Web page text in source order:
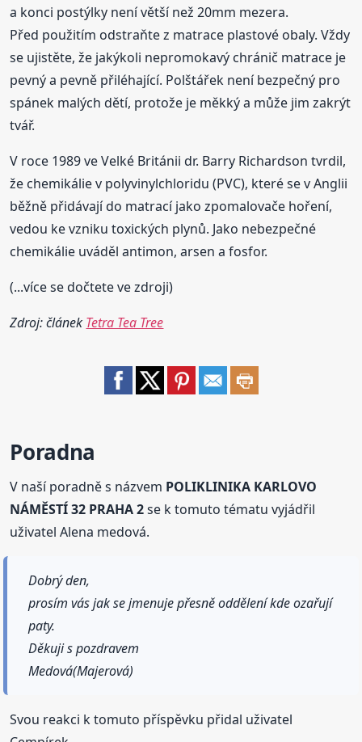
a konci postýlky není větší než 20mm mezera.
Před použitím odstraňte z matrace plastové obaly. Vždy
se ujistěte, že jakýkoli nepromokavý chránič matrace je
pevný a pevně přiléhající. Polštářek není bezpečný pro
spánek malých dětí, protože je měkký a může jim zakrýt
tvář.
V roce 1989 ve Velké Británii dr. Barry Richardson tvrdil,
že chemikálie v polyvinylchloridu (PVC), které se v Anglii
běžně přidávají do matrací jako zpomalovače hoření,
vedou ke vzniku toxických plynů. Jako nebezpečné
chemikálie uváděl antimon, arsen a fosfor.
(...více se dočtete ve zdroji)
Zdroj: článek Tetra Tea Tree
Poradna
V naší poradně s názvem POLIKLINIKA KARLOVO
NÁMĚSTÍ 32 PRAHA 2se k tomuto tématu vyjádřil
uživatel Alena medová.
Dobrý den,
prosím vás jak se jmenuje přesně oddělení kde ozařují
paty.
Děkuji s pozdravem
Medová(Majerová)
Svou reakci k tomuto příspěvku přidal uživatel